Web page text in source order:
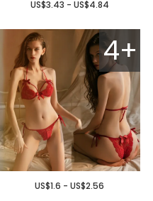
US$3.43 - US$4.84
4+
US$1.6 - US$2.56